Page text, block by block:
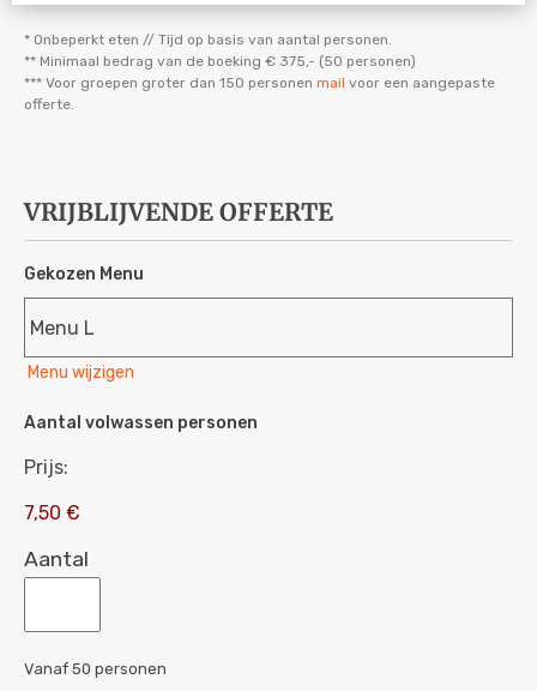
* Onbeperkt eten // Tijd op basis van aantal personen.
** Minimaal bedrag van de boeking € 375,- (50 personen)
*** Voor groepen groter dan 150 personen mail voor een aangepaste
offerte.
VRIJBLIJVENDE OFFERTE
Gekozen Menu
Menu wijzigen
Aantal volwassen personen
Prijs:
7,50 €
Aantal
Vanaf 50 personen